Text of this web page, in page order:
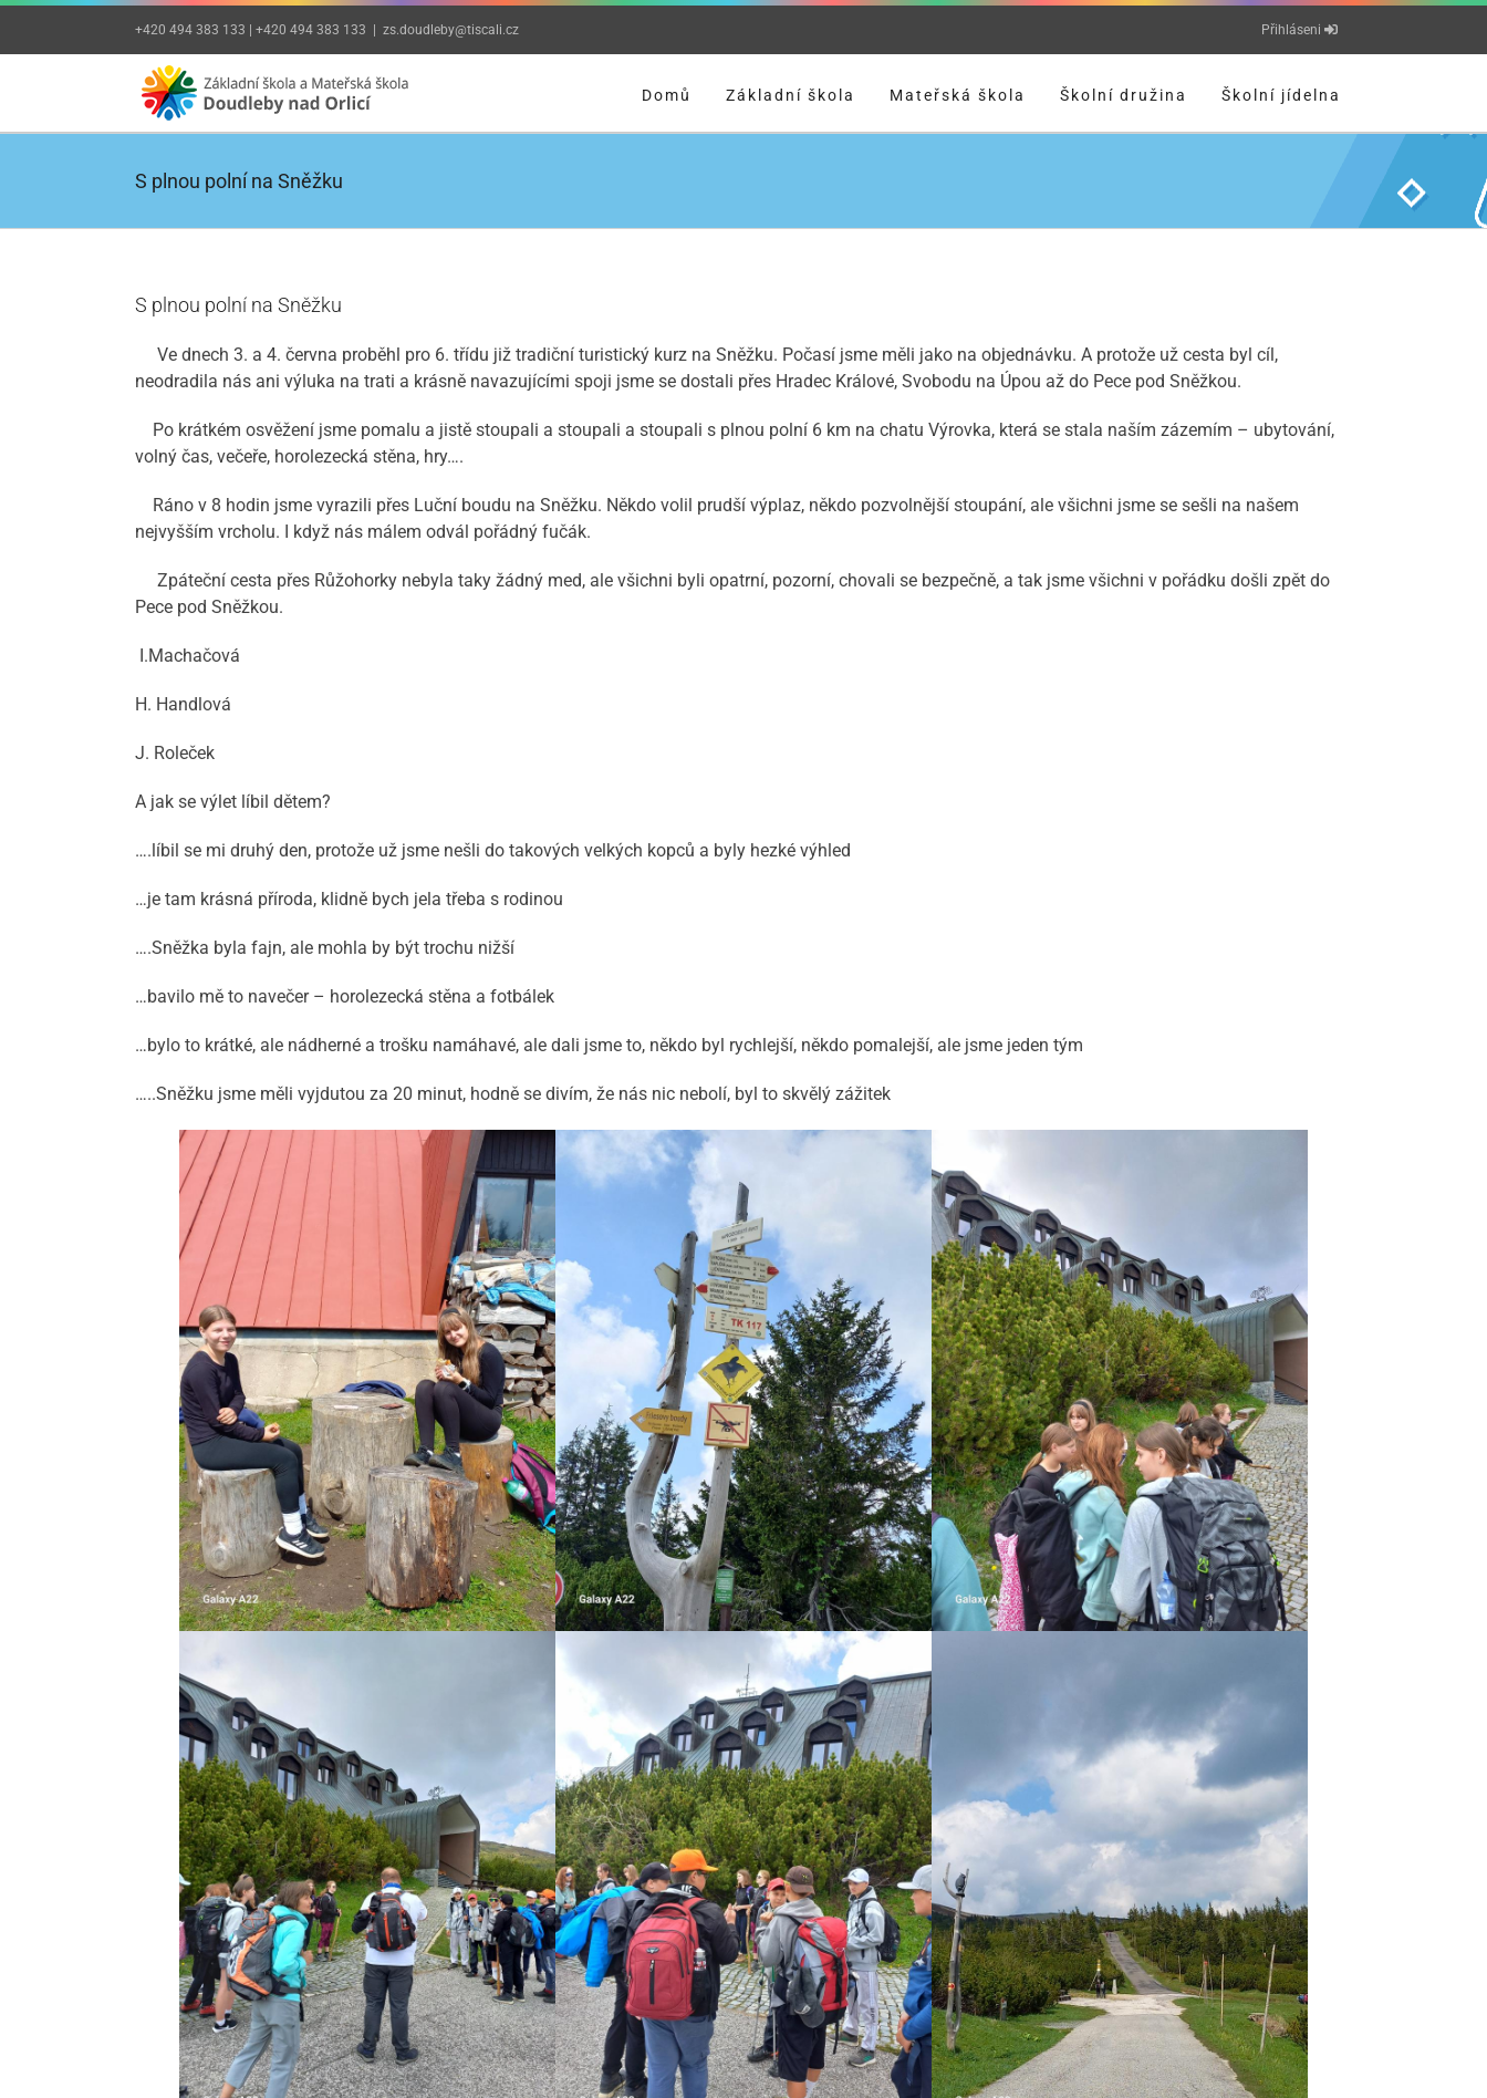
Přeskočit
+420 494 383 133 | +420 494 383 133 zs.doudleby@tiscali.cz Přihláseni
Domů Základní škola Mateřská škola Školní družina Školní jídelna
S plnou polní na Sněžku
S plnou polní na Sněžku
Ve dnech 3. a 4. června proběhl pro 6. třídu již tradiční turistický kurz na Sněžku. Počasí jsme měli jako na objednávku. A protože už cesta byl cíl,
neodradila nás ani výluka na trati a krásně navazujícími spoji jsme se dostali přes Hradec Králové, Svobodu na Úpou až do Pece pod Sněžkou.
Po krátkém osvěžení jsme pomalu a jistě stoupali a stoupali a stoupali s plnou polní 6 km na chatu Výrovka, která se stala naším zázemím – ubytování,
volný čas, večeře, horolezecká stěna, hry….
Ráno v 8 hodin jsme vyrazili přes Luční boudu na Sněžku. Někdo volil prudší výplaz, někdo pozvolnější stoupání, ale všichni jsme se sešli na našem
nejvyšším vrcholu. I když nás málem odvál pořádný fučák.
Zpáteční cesta přes Růžohorky nebyla taky žádný med, ale všichni byli opatrní, pozorní, chovali se bezpečně, a tak jsme všichni v pořádku došli zpět do
Pece pod Sněžkou.
I.Machačová
H. Handlová
J. Roleček
A jak se výlet líbil dětem?
….líbil se mi druhý den, protože už jsme nešli do takových velkých kopců a byly hezké výhled
…je tam krásná příroda, klidně bych jela třeba s rodinou
….Sněžka byla fajn, ale mohla by být trochu nižší
…bavilo mě to navečer – horolezecká stěna a fotbálek
…bylo to krátké, ale nádherné a trošku namáhavé, ale dali jsme to, někdo byl rychlejší, někdo pomalejší, ale jsme jeden tým
…..Sněžku jsme měli vyjdutou za 20 minut, hodně se divím, že nás nic nebolí, byl to skvělý zážitek